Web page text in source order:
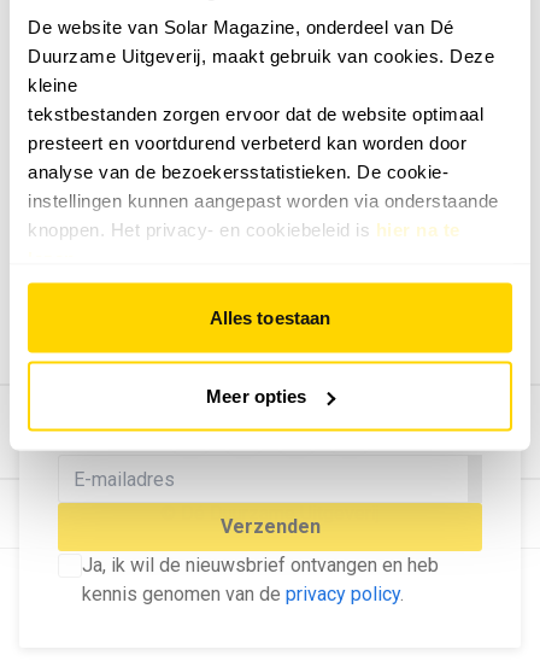
De website van Solar Magazine, onderdeel van Dé
Duurzame Uitgeverij, maakt gebruik van cookies. Deze
kleine
tekstbestanden zorgen ervoor dat de website optimaal
presteert en voortdurend verbeterd kan worden door
analyse van de bezoekersstatistieken. De cookie-
instellingen kunnen aangepast worden via onderstaande
knoppen. Het privacy- en cookiebeleid is hier na te
Alles toestaan
Meer opties
MELD U AAN VOOR ONZE
NIEUWSBRIEF
Blijf op de hoogte van het laatste nieuws!
Verzenden
Ja, ik wil de nieuwsbrief ontvangen en heb
kennis genomen van de privacy policy.
Installateurzoeker
Cookievoorkeuren wijzigen
English
Geef ons feedback
Vertel ons wat je van onze website vindt.
Tip de redactie
Bekijk hier de mogelijkheden.
© Dé Duurzame Uitgeverij